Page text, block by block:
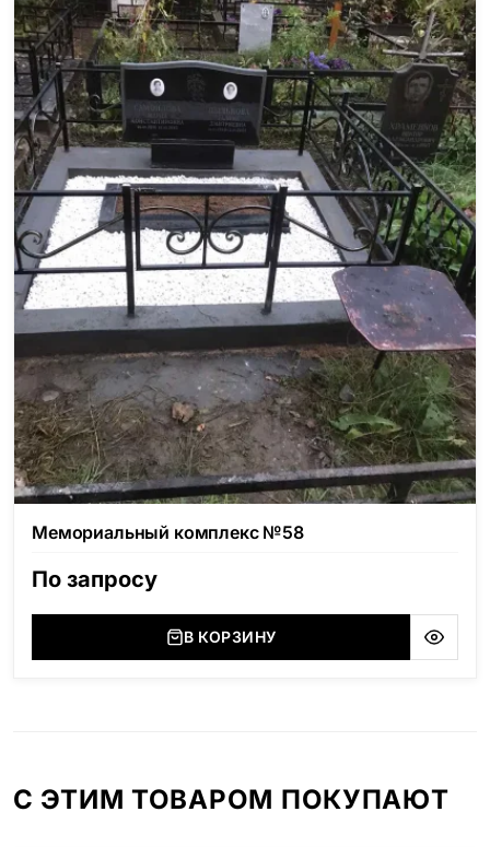
Мемориальный комплекс №58
По запросу
В КОРЗИНУ
С ЭТИМ ТОВАРОМ ПОКУПАЮТ